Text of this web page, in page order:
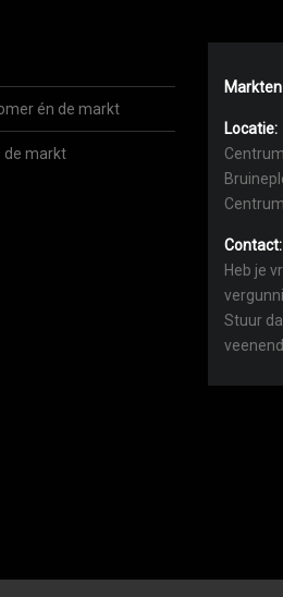
én de markt
de markt
Locatie:
Contact:
Heb je
Stuur